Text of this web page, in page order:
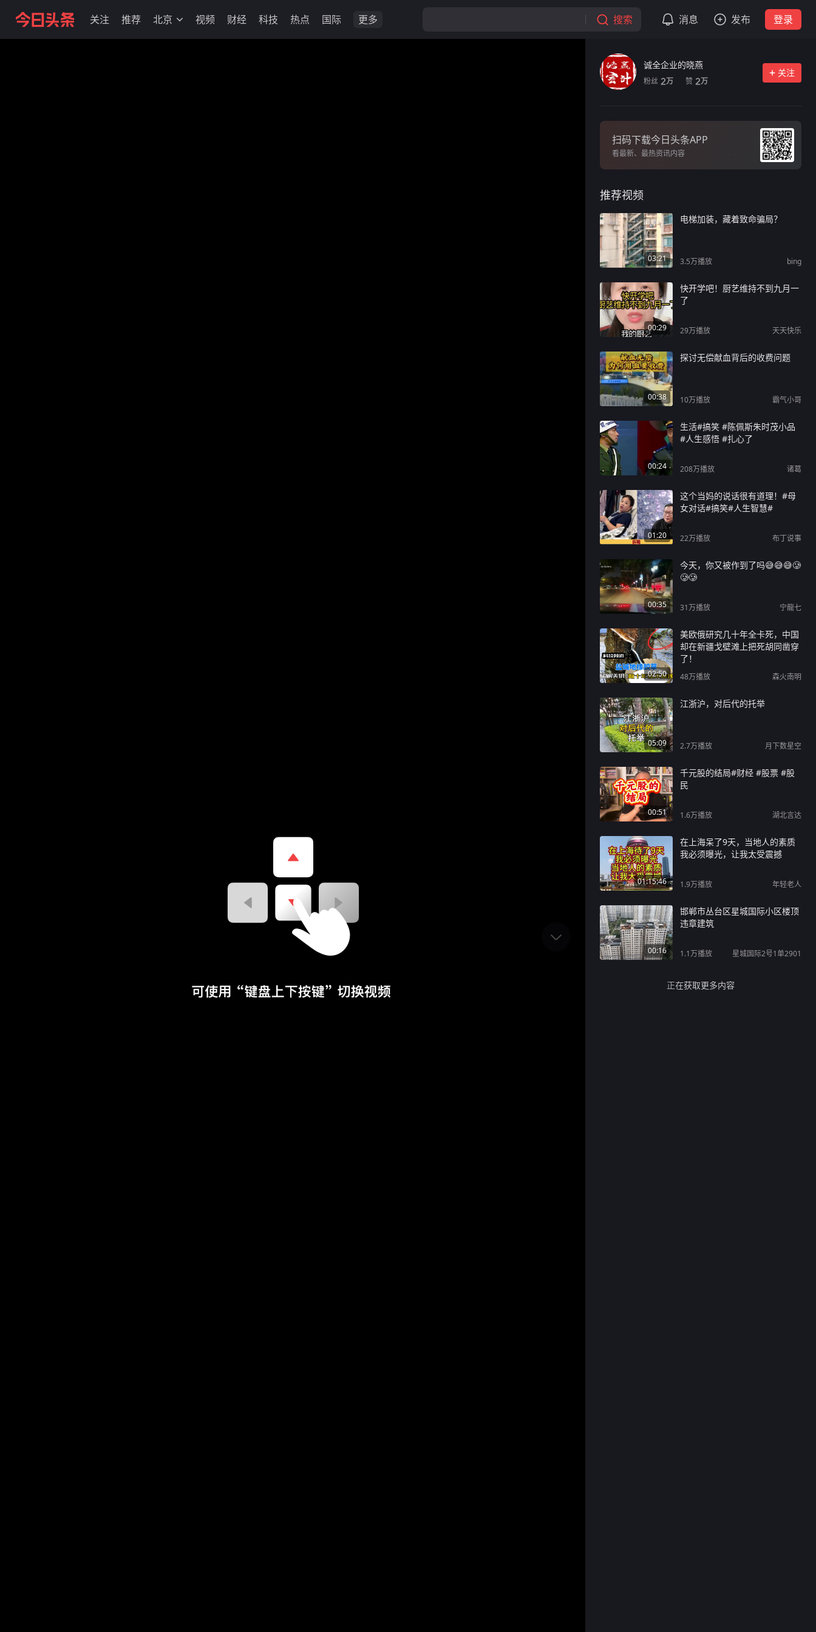
关注 推荐 北京 视频 财经 科技 热点 国际 更多 搜索 消息 发布 登录
诚全企业的晓燕
粉丝 2万 赞 2万
关注
扫码下载今日头条APP
看最新、最热资讯内容
推荐视频
03:21
电梯加装，藏着致命骗局？
3.5万播放 bing
00:29
快开学吧！厨艺维持不到九月一
了
29万播放 天天快乐
00:38
探讨无偿献血背后的收费问题
10万播放 霸气小哥
00:24
生活#搞笑 #陈佩斯朱时茂小品
#人生感悟 #扎心了
208万播放 诸葛
01:20
这个当妈的说话很有道理！#母
女对话#搞笑#人生智慧#
22万播放 布丁说事
00:35
今天，你又被作到了吗😅😅😅🥲
🥲🥲
31万播放 宁龍七
02:50
美欧俄研究几十年全卡死，中国
却在新疆戈壁滩上把死胡同凿穿
了！
48万播放 森火南明
05:09
江浙沪，对后代的托举
2.7万播放 月下数星空
00:51
千元股的结局#财经 #股票 #股
民
1.6万播放 湖北言达
01:15:46
在上海呆了9天，当地人的素质
我必须曝光，让我太受震撼
1.9万播放 年轻老人
00:16
邯郸市丛台区星城国际小区楼顶
违章建筑
1.1万播放 星城国际2号1单2901
正在获取更多内容